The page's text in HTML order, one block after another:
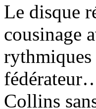
Le disque
cousinage
rythmiques
Collins